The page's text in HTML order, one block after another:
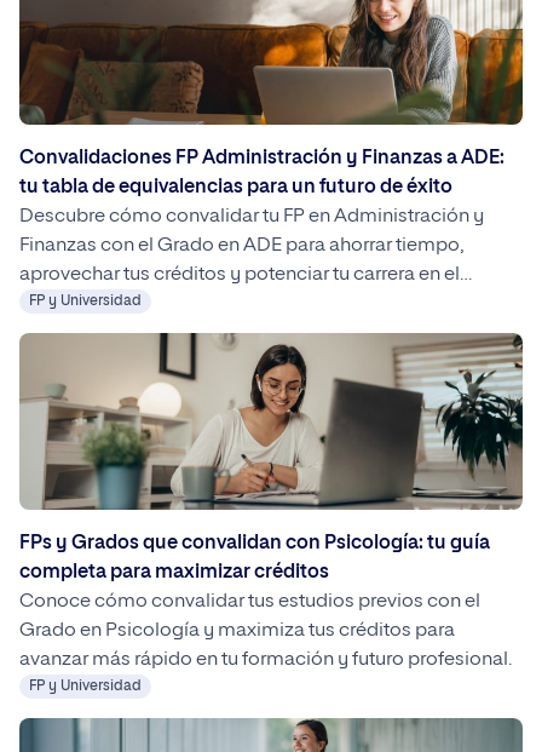
Convalidaciones FP Administración y Finanzas a ADE:
tu tabla de equivalencias para un futuro de éxito
Descubre cómo convalidar tu FP en Administración y
Finanzas con el Grado en ADE para ahorrar tiempo,
aprovechar tus créditos y potenciar tu carrera en el
mundo empresarial.
FP y Universidad
FPs y Grados que convalidan con Psicología: tu guía
completa para maximizar créditos
Conoce cómo convalidar tus estudios previos con el
Grado en Psicología y maximiza tus créditos para
avanzar más rápido en tu formación y futuro profesional.
FP y Universidad